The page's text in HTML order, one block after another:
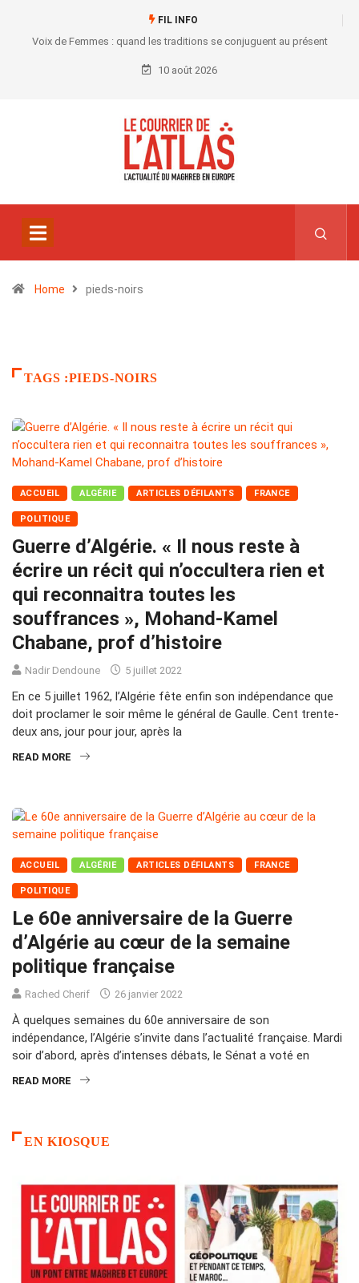
FIL INFO
Voix de Femmes : quand les traditions se conjuguent au présent
10 août 2026
Home pieds-noirs
TAGS :PIEDS-NOIRS
ACCUEIL ALGÉRIE ARTICLES DÉFILANTS FRANCE
POLITIQUE
Guerre d’Algérie. « Il nous reste à
écrire un récit qui n’occultera rien et
qui reconnaitra toutes les
souffrances », Mohand-Kamel
Chabane, prof d’histoire
Nadir Dendoune 5 juillet 2022
En ce 5 juillet 1962, l’Algérie fête enfin son indépendance que
doit proclamer le soir même le général de Gaulle. Cent trente-
deux ans, jour pour jour, après la
READ MORE
ACCUEIL ALGÉRIE ARTICLES DÉFILANTS FRANCE
POLITIQUE
Le 60e anniversaire de la Guerre
d’Algérie au cœur de la semaine
politique française
Rached Cherif 26 janvier 2022
À quelques semaines du 60e anniversaire de son
indépendance, l’Algérie s’invite dans l’actualité française. Mardi
soir d’abord, après d’intenses débats, le Sénat a voté en
READ MORE
EN KIOSQUE